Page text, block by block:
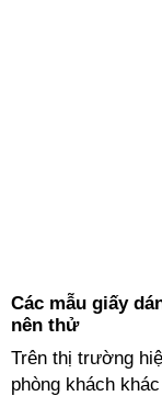
Các mẫu giấy
nên thử
Trên thị trường
phòng khách